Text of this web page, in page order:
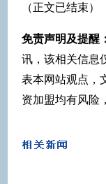
（正文已结束）
免责声明及提醒：
讯，该相关信息
表本网站观点，
资加盟均有风险